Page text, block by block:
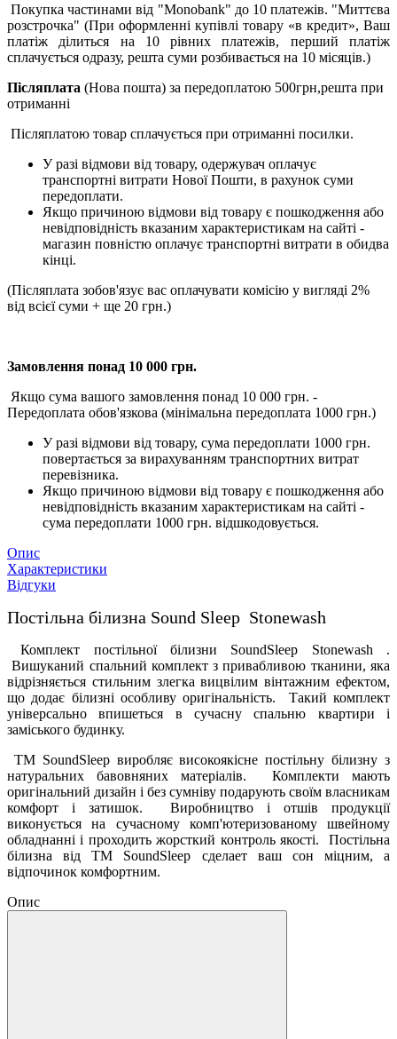
Покупка частинами від "Monobank" до 10 платежів. "Миттєва
розстрочка" (При оформленні купівлі товару «в кредит», Ваш
платіж ділиться на 10 рівних платежів, перший платіж
сплачується одразу, решта суми розбивається на 10 місяців.)
Післяплата (Нова пошта) за передоплатою 500грн,решта при
отриманні
Післяплатою товар сплачується при отриманні посилки.
У разі відмови від товару, одержувач оплачує
транспортні витрати Нової Пошти, в рахунок суми
передоплати.
Якщо причиною відмови від товару є пошкодження або
невідповідність вказаним характеристикам на сайті -
магазин повністю оплачує транспортні витрати в обидва
кінці.
(Післяплата зобов'язує вас оплачувати комісію у вигляді 2%
від всієї суми + ще 20 грн.)
Замовлення понад 10 000 грн.
Якщо сума вашого замовлення понад 10 000 грн. -
Передоплата обов'язкова (мінімальна передоплата 1000 грн.)
У разі відмови від товару, сума передоплати 1000 грн.
повертається за вирахуванням транспортних витрат
перевізника.
Якщо причиною відмови від товару є пошкодження або
невідповідність вказаним характеристикам на сайті -
сума передоплати 1000 грн. відшкодовується.
Опис
Характеристики
Відгуки
Постільна білизна Sound Sleep Stonewash
Комплект постільної білизни SoundSleep Stonewash .
Вишуканий спальний комплект з привабливою тканини, яка
відрізняється стильним злегка вицвілим вінтажним ефектом,
що додає білизні особливу оригінальність. Такий комплект
універсально впишеться в сучасну спальню квартири і
заміського будинку.
ТМ SoundSleep виробляє високоякісне постільну білизну з
натуральних бавовняних матеріалів. Комплекти мають
оригінальний дизайн і без сумніву подарують своїм власникам
комфорт і затишок. Виробництво і отшів продукції
виконується на сучасному комп'ютеризованому швейному
обладнанні і проходить жорсткий контроль якості. Постільна
білизна від ТМ SoundSleep сделаeт ваш сон міцним, а
відпочинок комфортним.
Опис